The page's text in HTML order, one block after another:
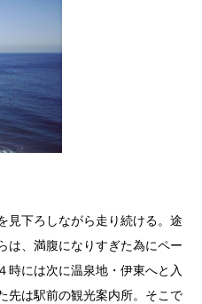
下ろしながら走り続ける。途
は、満腹になりすぎた為にペー
時には次に温泉地・伊東へと入
先は駅前の観光案内所。そこで